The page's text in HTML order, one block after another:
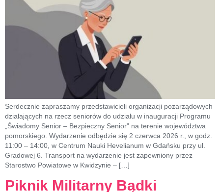
Serdecznie zapraszamy przedstawicieli organizacji pozarządowych
działających na rzecz seniorów do udziału w inauguracji Programu
„Świadomy Senior – Bezpieczny Senior” na terenie województwa
pomorskiego. Wydarzenie odbędzie się 2 czerwca 2026 r., w godz.
11:00 – 14:00, w Centrum Nauki Hevelianum w Gdańsku przy ul.
Gradowej 6. Transport na wydarzenie jest zapewniony przez
Starostwo Powiatowe w Kwidzynie – […]
Piknik Militarny Bądki